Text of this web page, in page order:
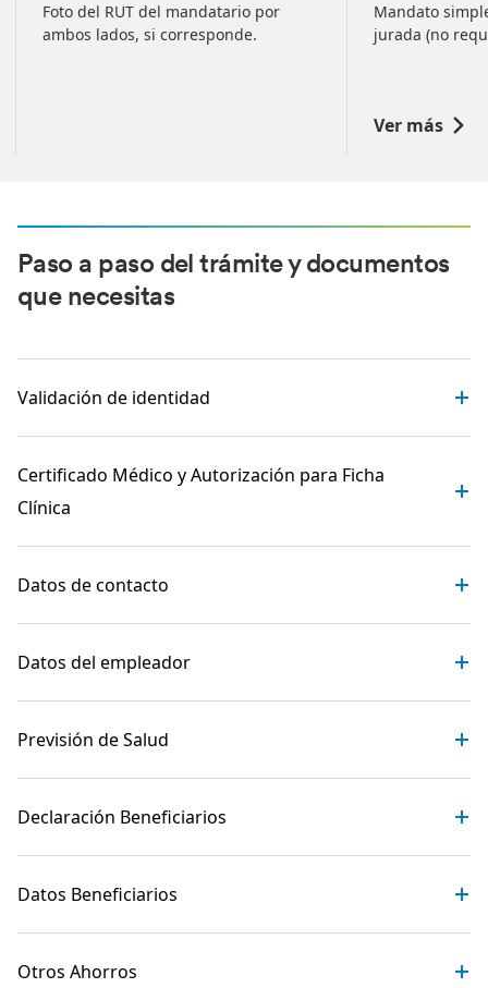
Foto del RUT del mandatario por
ambos lados, si corresponde.
Mandato
jurada (no
Ver más
Paso a paso del trámite y documentos
que necesitas
Validación de identidad
Certificado Médico y Autorización para Ficha
Clínica
Datos de contacto
Datos del empleador
Previsión de Salud
Declaración Beneficiarios
Datos Beneficiarios
Otros Ahorros